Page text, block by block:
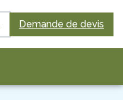
Demande de devis